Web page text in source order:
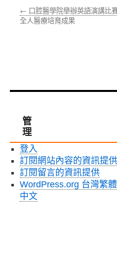
← 口腔醫學院舉辦英語演講比
全人醫療培育成果
管
理
登入
訂閱網站內容的資訊提供
訂閱留言的資訊提供
WordPress.org 台灣繁體
中文